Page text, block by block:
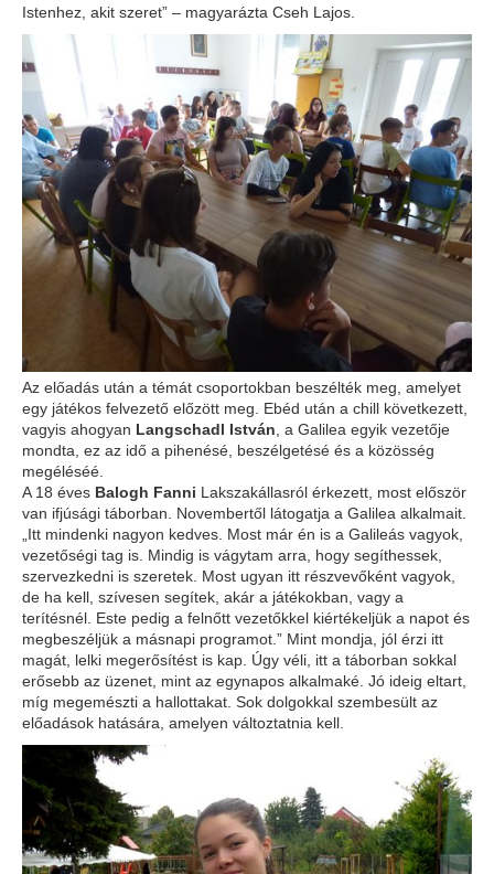
Istenhez, akit szeret” – magyarázta Cseh Lajos.
Az előadás után a témát csoportokban beszélték meg, amelyet
egy játékos felvezető előzött meg. Ebéd után a chill következett,
vagyis ahogyan Langschadl István , a Galilea egyik vezetője
mondta, ez az idő a pihenésé, beszélgetésé és a közösség
megéléséé.
A 18 éves Balogh Fanni Lakszakállasról érkezett, most először
van ifjúsági táborban. Novembertől látogatja a Galilea alkalmait.
„Itt mindenki nagyon kedves. Most már én is a Galileás vagyok,
vezetőségi tag is. Mindig is vágytam arra, hogy segíthessek,
szervezkedni is szeretek. Most ugyan itt részvevőként vagyok,
de ha kell, szívesen segítek, akár a játékokban, vagy a
terítésnél. Este pedig a felnőtt vezetőkkel kiértékeljük a napot és
megbeszéljük a másnapi programot.” Mint mondja, jól érzi itt
magát, lelki megerősítést is kap. Úgy véli, itt a táborban sokkal
erősebb az üzenet, mint az egynapos alkalmaké. Jó ideig eltart,
míg megemészti a hallottakat. Sok dolgokkal szembesült az
előadások hatására, amelyen változtatnia kell.